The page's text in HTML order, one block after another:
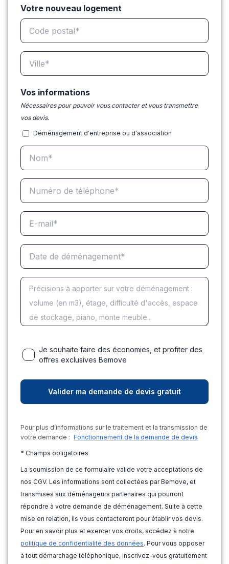
Votre nouveau logement
Vos informations
Nécessaires pour pouvoir vous contacter et vous transmettre
vos devis.
Déménagement d'entreprise ou d'association
Je souhaite faire des économies, et profiter des
offres exclusives Bemove
Pour plus d’informations sur le traitement et la transmission de
votre demande : Fonctionnement de la demande de devis
* Champs obligatoires
La soumission de ce formulaire valide votre acceptations de
nos CGV. Les informations sont collectées par Bemove, et
transmises aux déménageurs partenaires qui pourront
répondre à votre demande de déménagement. Suite à cette
mise en relation, ils vous contacteront pour établir vos devis.
Pour en savoir plus et exercer vos droits, accédez à notre
politique de confidentialité des données. Pour vous opposer
à tout démarchage téléphonique, inscrivez-vous gratuitement